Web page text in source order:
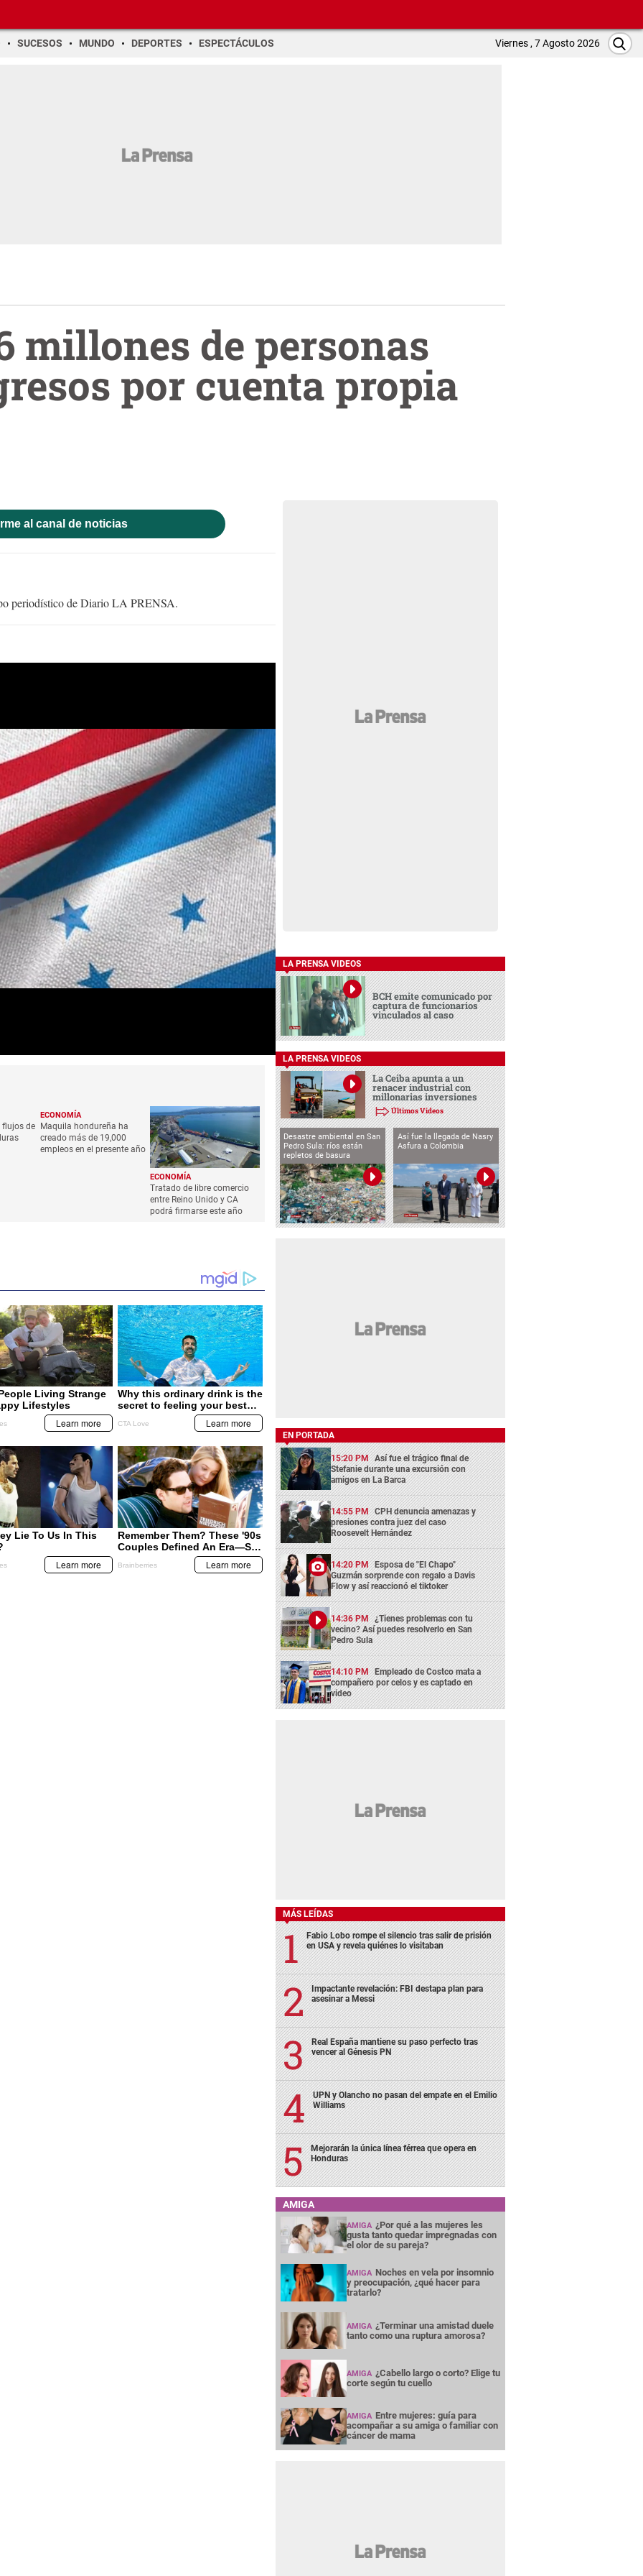
SUCESOS MUNDO DEPORTES ESPECTÁCULOS Viernes , 7 Agosto 2026
millones de personas
por cuenta propia
al canal de noticias
periodístico de Diario LA PRENSA.
flujos de
ECONOMÍA
Maquila hondureña ha
creado más de 19,000
empleos en el presente año
ECONOMÍA
Tratado de libre comercio
entre Reino Unido y CA
podrá firmarse este año
LA PRENSA VIDEOS
BCH emite comunicado por
captura de funcionarios
vinculados al caso
LA PRENSA VIDEOS
La Ceiba apunta a un
renacer industrial con
millonarias inversiones
Últimos Videos
Desastre ambiental en San
Pedro Sula: ríos están
repletos de basura
Así fue la llegada de Nasry
Asfura a Colombia
EN PORTADA
15:20 PM Así fue el trágico final de
Stefanie durante una excursión con
amigos en La Barca
14:55 PM CPH denuncia amenazas y
presiones contra juez del caso
Roosevelt Hernández
14:20 PM Esposa de "El Chapo"
Guzmán sorprende con regalo a Davis
Flow y así reaccionó el tiktoker
14:36 PM ¿Tienes problemas con tu
vecino? Así puedes resolverlo en San
Pedro Sula
14:10 PM Empleado de Costco mata a
compañero por celos y es captado en
video
MÁS LEÍDAS
Fabio Lobo rompe el silencio tras salir de prisión
en USA y revela quiénes lo visitaban
Impactante revelación: FBI destapa plan para
asesinar a Messi
Real España mantiene su paso perfecto tras
vencer al Génesis PN
UPN y Olancho no pasan del empate en el Emilio
Williams
Mejorarán la única línea férrea que opera en
Honduras
AMIGA
AMIGA ¿Por qué a las mujeres les
gusta tanto quedar impregnadas con
el olor de su pareja?
AMIGA Noches en vela por insomnio
y preocupación, ¿qué hacer para
tratarlo?
AMIGA ¿Terminar una amistad duele
tanto como una ruptura amorosa?
AMIGA ¿Cabello largo o corto? Elige tu
corte según tu cuello
AMIGA Entre mujeres: guía para
acompañar a su amiga o familiar con
cáncer de mama